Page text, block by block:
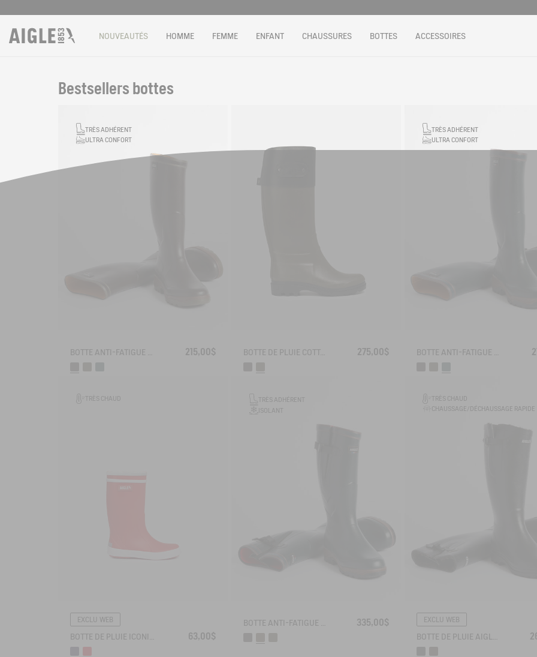
NOUVEAUTÉS HOMME FEMME ENFANT CHAUSSURES BOTTES ACCESSOIRES
Bestsellers bottes
Filtrer & trier
TRÈS ADHÉRENT
ULTRA CONFORT
215,00$ BOTTE DE PLUIE COTTAGE ESPRIT COUNTRY-CLUB 275,00$
TRÈS ADHÉRENT
ULTRA CONFORT
TRÈS CHAUD
EXCLU WEB
63,00$
TRÈS ADHÉRENT
ISOLANT
335,00$
TRÈS CHAUD
CHAUSSAGE/DÉCHAUSSAGE RAPIDE
EXCLU WEB